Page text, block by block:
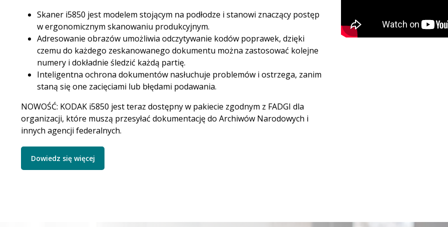
Skaner i5850 jest modelem stojącym na podłodze i stanowi znaczący postęp
w ergonomicznym skanowaniu produkcyjnym.
Adresowanie obrazów umożliwia odczytywanie kodów poprawek, dzięki
czemu do każdego zeskanowanego dokumentu można zastosować kolejne
numery i dokładnie śledzić każdą partię.
Inteligentna ochrona dokumentów nasłuchuje problemów i ostrzega, zanim
staną się one zacięciami lub błędami podawania.
NOWOŚĆ: KODAK i5850 jest teraz dostępny w pakiecie zgodnym z FADGI dla
organizacji, które muszą przesyłać dokumentację do Archiwów Narodowych i
innych agencji federalnych.
Dowiedz się więcej